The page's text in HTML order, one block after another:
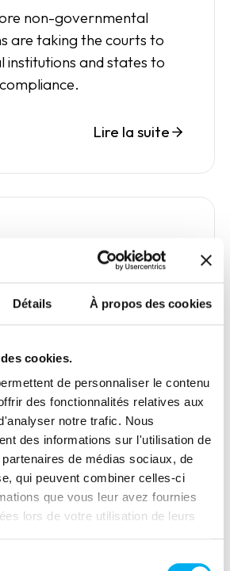
Détails À propos des cookies
cookies.
de personnaliser le contenu
des fonctionnalités relatives aux
notre trafic. Nous
des informations sur l'utilisation de
de médias sociaux, de
qui peuvent combiner celles-ci
que vous leur avez fournies
lors de votre utilisation de leurs
non-governmental
are taking the courts to
institutions and states to
Lire la suite
and IA: towards
and quality
on financial
can AI help improve
between supervisors
institutions?
Lire la suite